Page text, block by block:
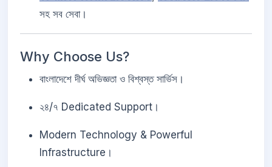
সহ সব সেবা।
Why Choose Us?
বাংলাদেশে দীর্ঘ অভিজ্ঞতা ও বিশ্বস্ত সার্ভিস।
২৪/৭ Dedicated Support।
Modern Technology & Powerful
Infrastructure।